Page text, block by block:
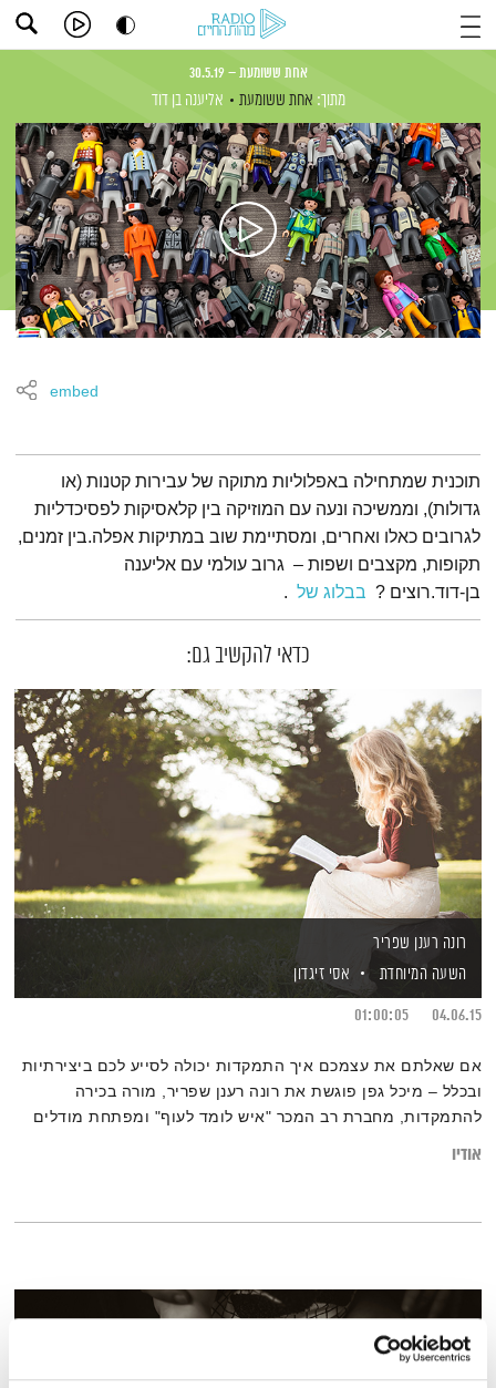
אחת ששומעת – 30.5.19
מתוך: אחת ששומעת אליענה בן דוד
embed
תמצית הפודקאסט
תוכנית שמתחילה באפלוליות מתוקה של עבירות קטנות (או
גדולות), וממשיכה ונעה עם המוזיקה בין קלאסיקות לפסיכדליות
לגרובים כאלו ואחרים, ומסתיימת שוב במתיקות אפלה.בין זמנים,
תקופות, מקצבים ושפות – גרוב עולמי עם אליענה
בן-דוד.רוצים ? בבלוג של .
כדאי להקשיב גם:
רונה רענן שפריר
השעה המיוחדת
אסי זיגדון
04.06.15
01:00:05
אם שאלתם את עצמכם איך התמקדות יכולה לסייע לכם ביצירתיות
ובכלל – מיכל גפן פוגשת את רונה רענן שפריר, מורה בכירה
להתמקדות, מחברת רב המכר "איש לומד לעוף" ומפתחת מודלים
אודיו